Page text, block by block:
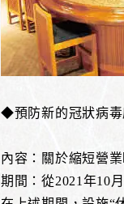
◆預防新的冠狀病
內容：關於縮短營
期間：從2021年10